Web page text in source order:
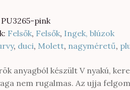
PU3265-pink
Felsők, Felsők, Ingek, blúzok
, duci, Molett, nagyméretű,
anyagból készült V nyakú,
nem rugalmas. Az ujja